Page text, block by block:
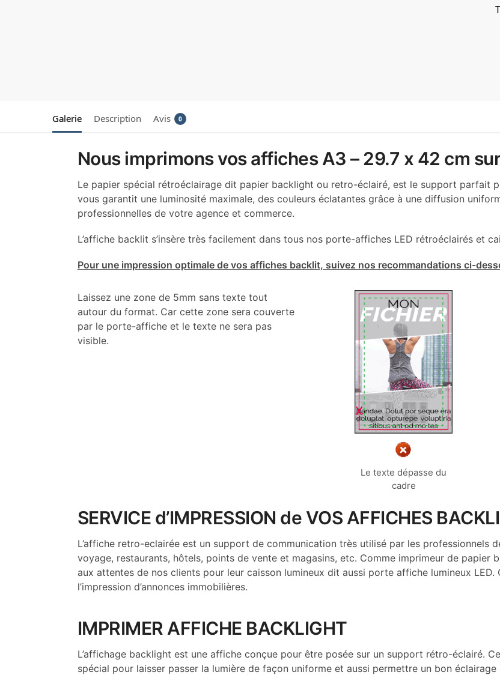
Galerie Description Avis 0
Nous imprimons vos affiches A3 – 29.7 x 42 cm
Le papier spécial rétroéclairage dit papier backlight ou retro-éclairé, est le support parfait
vous garantit une luminosité maximale, des couleurs éclatantes grâce à une diffusion
professionnelles de votre agence et commerce.
L’affiche backlit s’insère très facilement dans tous nos porte-affiches LED rétroéclairés et
Pour une impression optimale de vos affiches backlit, suivez nos recommandations ci-
Laissez une zone de 5mm sans texte tout
autour du format. Car cette zone sera couverte
par le porte-affiche et le texte ne sera pas
visible.
Le texte dépasse du
cadre
SERVICE d’IMPRESSION de VOS AFFICHES
L’affiche retro-eclairée est un support de communication très utilisé par les professionnels
voyage, restaurants, hôtels, points de vente et magasins, etc. Comme imprimeur de papier
aux attentes de nos clients pour leur caisson lumineux dit aussi porte affiche lumineux
l’impression d’annonces immobilières.
IMPRIMER AFFICHE BACKLIGHT
L’affichage backlight est une affiche conçue pour être posée sur un support rétro-éclairé.
spécial pour laisser passer la lumière de façon uniforme et aussi permettre un bon